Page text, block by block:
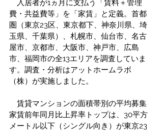
入居者が1ヵ月に支払う「賃料＋管理
費・共益費等」を「家賃」と定義。首都
圏（東京23区、東京都下、神奈川県、埼
玉県、千葉県）、札幌市、仙台市、名古
屋市、京都市、大阪市、神戸市、広島
市、福岡市の全13エリアを調査していま
す。調査・分析はアットホームラボ
（株）が実施しました。
賃貸マンションの面積帯別の平均募集
家賃前年同月比上昇率トップは、30平方
メートル以下（シングル向き）が東京23